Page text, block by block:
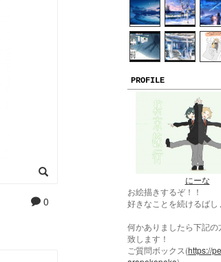
PROFILE
にーな
お絵描きするぞ！！
好きなことを続けるばし
何かありましたら下記の
致します！
ご質問ボックス(https://
0